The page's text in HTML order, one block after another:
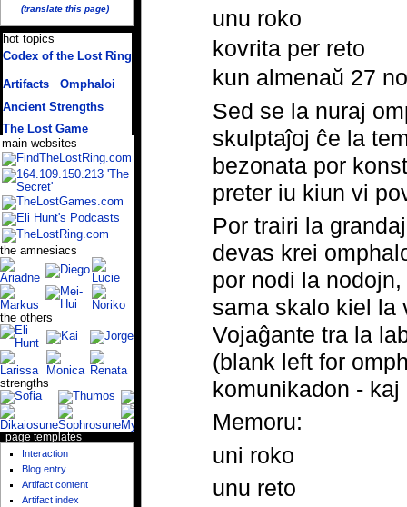
unu roko
kovrita per reto
kun almenaŭ 27
Sed se la nuraj
skulptaĵoj ĉe la
bezonata por
preter iu kiun vi
Por trairi la
devas krei
por nodi la
sama skalo kiel la
Vojaĝante tra la
(blank left for
komunikadon -
Memoru:
uni roko
unu reto
(translate this page)
hot topics
Codex of the Lost Ring
Artifacts/ Omphaloi
Ancient Strengths
The Lost Game
main websites
the amnesiacs
the others
strengths
page templates
Interaction
Blog entry
Artifact content
Artifact index